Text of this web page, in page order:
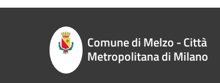
Comune di Melzo - Città
Metropolitana di Milano